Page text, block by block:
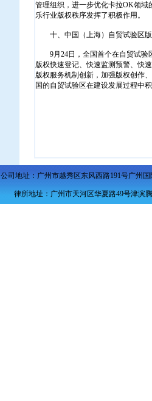
管理组织，进一步优化卡拉OK领域
乐行业版权秩序发挥了积极作用。
十、中国（上海）自贸试验区版
9月24日，全国首个在自贸试验
版权快速登记、快速监测预警、快
版权服务机制创新，加强版权创作
国的自贸试验区在建设发展过程中
公司地址：广州市越秀区东风西路191号广州国
律所地址：广州市天河区华夏路49号津滨